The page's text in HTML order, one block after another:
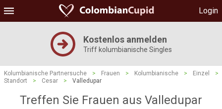
Login
Kostenlos anmelden
Triff kolumbianische Singles
Kolumbianische Partnersuche > Frauen > Kolumbianische > Einzel
>
Standort
> Cesar > Valledupar
Treffen Sie Frauen aus Valledupar